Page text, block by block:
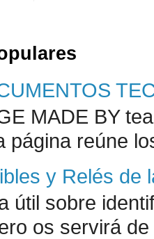
MADE BY
página reúne
y Relés de
útil sobre
os servirá